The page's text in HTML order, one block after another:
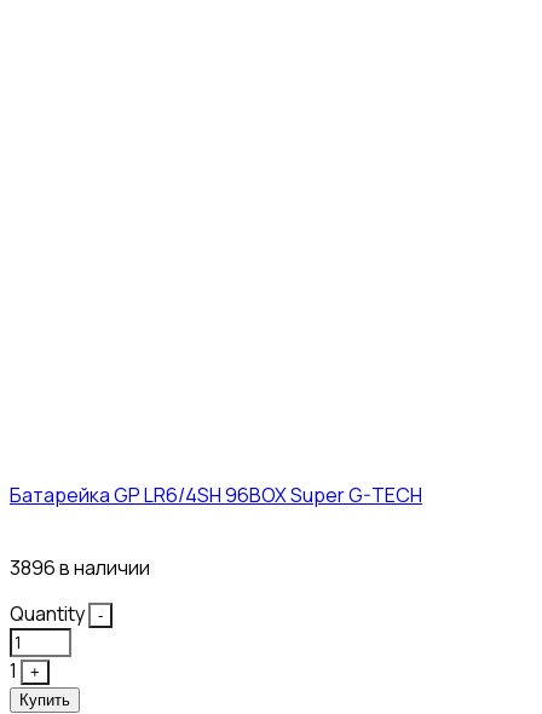
Батарейка GP LR6/4SH 96BOX Super G-TECH
3896 в наличии
Quantity
-
1
+
Купить